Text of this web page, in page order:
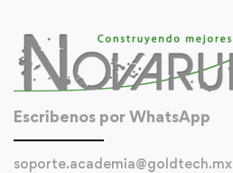
Escribenos por WhatsApp
soporte.academia@goldtech.mx